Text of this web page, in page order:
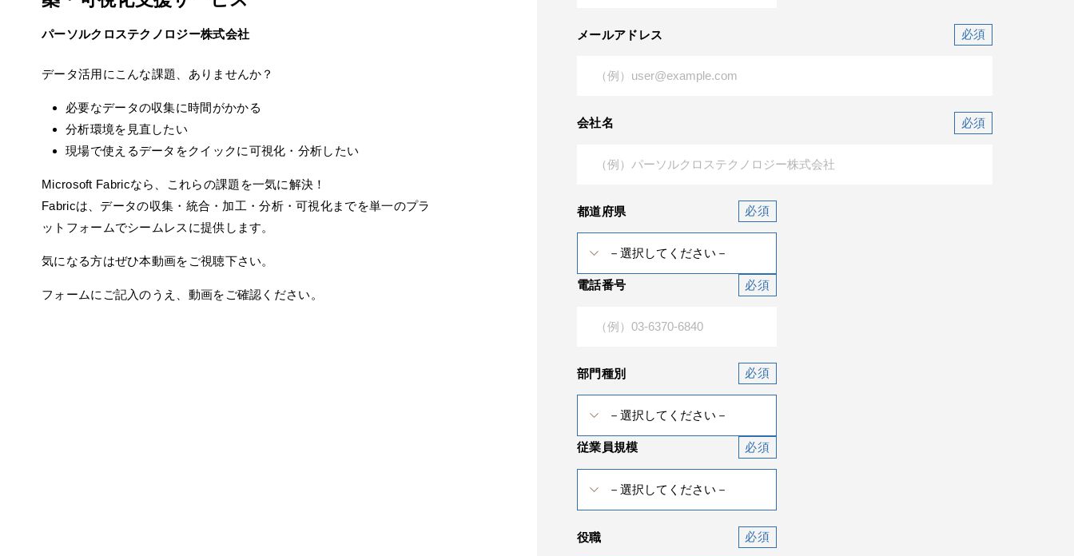
パーソルクロステクノロジー株式会社
データ活用にこんな課題、ありませんか？
必要なデータの収集に時間がかかる
分析環境を見直したい
現場で使えるデータをクイックに可視化・分析したい
Microsoft Fabricなら、これらの課題を一気に解決！
Fabricは、データの収集・統合・加工・分析・可視化までを単一のプラ
ットフォームでシームレスに提供します。
気になる方はぜひ本動画をご視聴下さい。
フォームにご記入のうえ、動画をご確認ください。
メールアドレス
会社名
都道府県
電話番号
部門種別
従業員規模
役職